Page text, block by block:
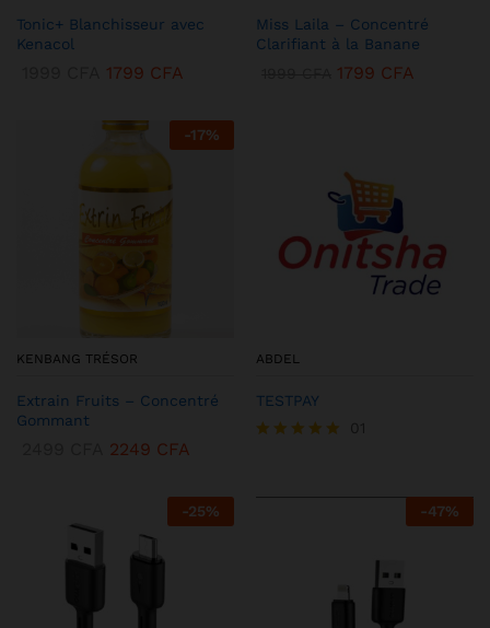
Tonic+ Blanchisseur avec
Kenacol
1799 CFA
Miss Laila – Concentré
Clarifiant à la Banane
1799 CFA
-17%
KENBANG TRÉSOR
Extrain Fruits – Concentré
Gommant
2249 CFA
ABDEL
TESTPAY
-25% -47%